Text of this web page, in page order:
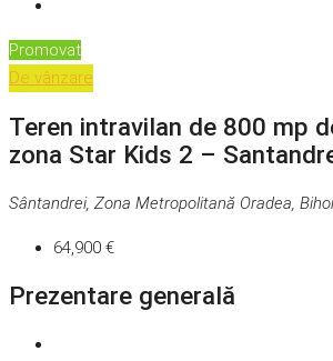
Promovat
De vânzare
Teren intravilan de 800 mp
zona Star Kids 2 –
Sântandrei, Zona Metropolitană Oradea,
64,900 €
Prezentare generală